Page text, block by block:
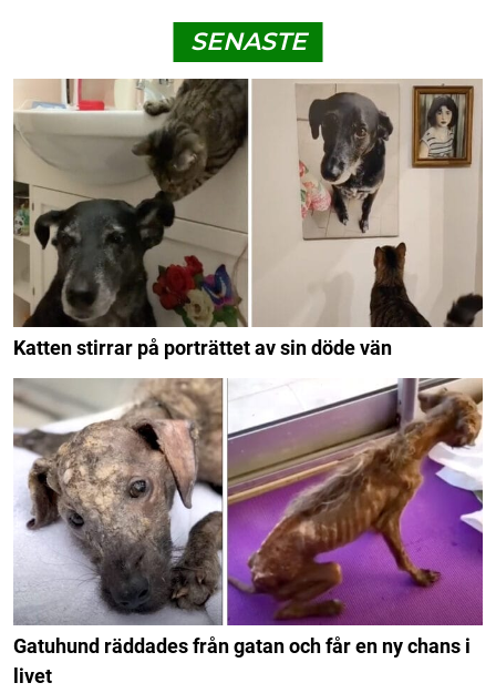
SENASTE
Katten stirrar på porträttet av sin döde vän
Gatuhund räddades från gatan och får en ny chans i
livet